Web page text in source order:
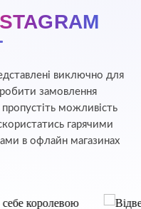
виключно для
замовлення
можливість
гарячими
в офлайн магазинах